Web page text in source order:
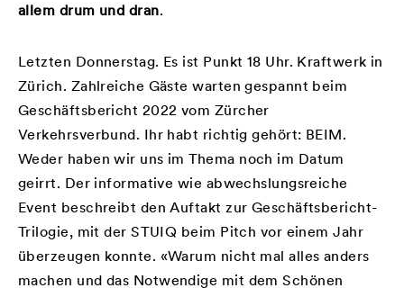
allem drum und dran.
Letzten Donnerstag. Es ist Punkt 18 Uhr. Kraftwerk in
Zürich. Zahlreiche Gäste warten gespannt beim
Geschäftsbericht 2022 vom Zürcher
Verkehrsverbund. Ihr habt richtig gehört: BEIM.
Weder haben wir uns im Thema noch im Datum
geirrt. Der informative wie abwechslungsreiche
Event beschreibt den Auftakt zur Geschäftsbericht-
Trilogie, mit der STUIQ beim Pitch vor einem Jahr
überzeugen konnte. «Warum nicht mal alles anders
machen und das Notwendige mit dem Schönen